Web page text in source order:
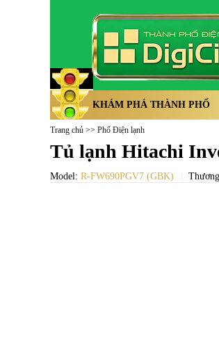
KHÁM PHÁ THÀNH PHỐ
Trang chủ >> Phố Điện lạnh
Tủ lạnh Hitachi
Model: R-FW690PGV7 (GBK)